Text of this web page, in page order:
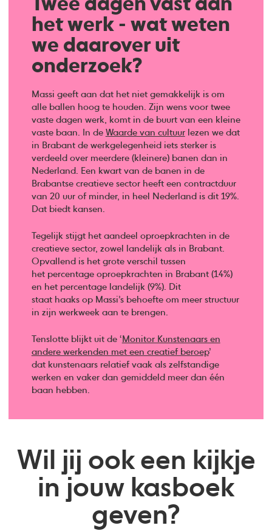
Twee dagen vast aan
het werk - wat weten
we daarover uit
onderzoek?
Massi geeft aan dat het niet gemakkelijk is om
alle ballen hoog te houden. Zijn wens voor twee
vaste dagen werk, komt in de buurt van een kleine
vaste baan. In de Waarde van cultuurlezen we dat
in Brabant de werkgelegenheid iets sterker is
verdeeld over meerdere (kleinere) banen dan in
Nederland. Een kwart van de banen in de
Brabantse creatieve sector heeft een contractduur
van 20 uur of minder, in heel Nederland is dit 19%.
Dat biedt kansen.
Tegelijk stijgt het aandeel oproepkrachten in de
creatieve sector, zowel landelijk als in Brabant.
Opvallend is het grote verschil tussen
het percentage oproepkrachten in Brabant (14%)
en het percentage landelijk (9%). Dit
staat haaks op Massi’s behoefte om meer structuur
in zijn werkweek aan te brengen.
Tenslotte blijkt uit de ‘ Monitor Kunstenaars en
andere werkenden met een creatief beroep’
dat kunstenaars relatief vaak als zelfstandige
werken en vaker dan gemiddeld meer dan één
baan hebben.
Wil jij ook een kijkje
in jouw kasboek
geven?